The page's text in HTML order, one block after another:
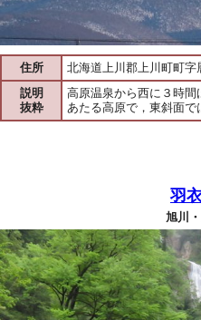
住所
北海道上川郡上川町町字
説明
抜粋
高原温泉から西に３時
あたる高原で，東斜面で
羽
旭川